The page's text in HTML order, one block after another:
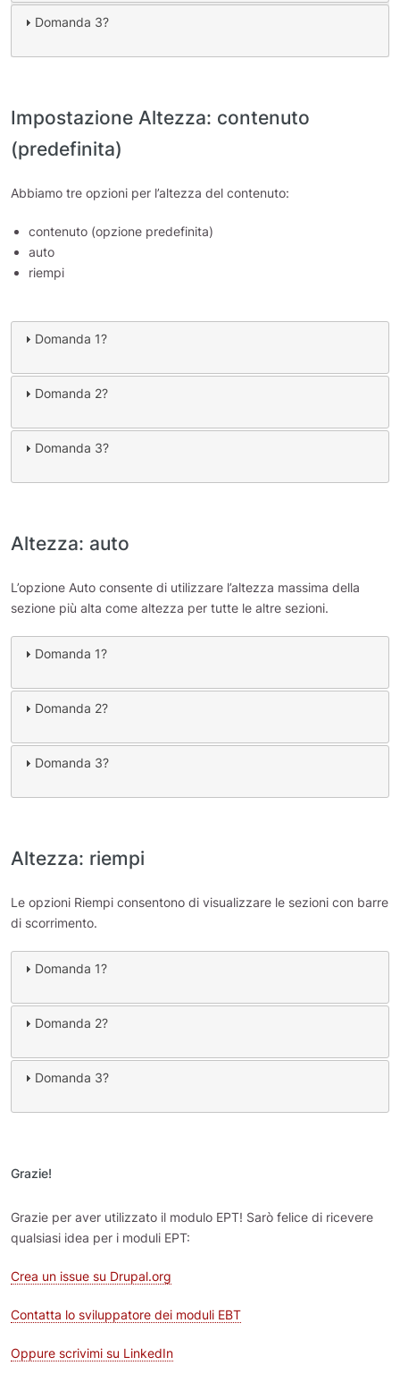
Domanda 3?
Impostazione Altezza: contenuto
(predefinita)
Abbiamo tre opzioni per l’altezza del contenuto:
contenuto (opzione predefinita)
auto
riempi
Domanda 1?
Domanda 2?
Domanda 3?
Altezza: auto
L’opzione Auto consente di utilizzare l’altezza massima della
sezione più alta come altezza per tutte le altre sezioni.
Domanda 1?
Domanda 2?
Domanda 3?
Altezza: riempi
Le opzioni Riempi consentono di visualizzare le sezioni con barre
di scorrimento.
Domanda 1?
Domanda 2?
Domanda 3?
Grazie!
Grazie per aver utilizzato il modulo EPT! Sarò felice di ricevere
qualsiasi idea per i moduli EPT:
Crea un issue su Drupal.org
Contatta lo sviluppatore dei moduli EBT
Oppure scrivimi su LinkedIn